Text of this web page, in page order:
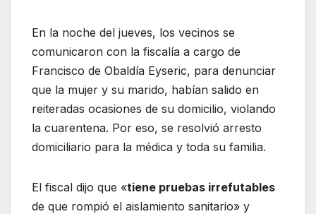
En la noche del jueves, los vecinos se
comunicaron con la fiscalía a cargo de
Francisco de Obaldía Eyseric, para denunciar
que la mujer y su marido, habían salido en
reiteradas ocasiones de su domicilio, violando
la cuarentena. Por eso, se resolvió arresto
domiciliario para la médica y toda su familia.
El fiscal dijo que «tiene pruebas irrefutables
de que rompió el aislamiento sanitario» y